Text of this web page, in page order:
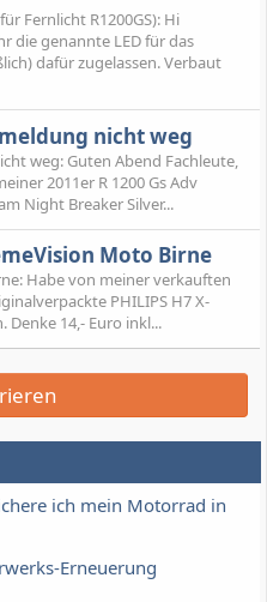
Fernlicht R1200GS): Hi
die genannte LED für das
dafür zugelassen. Verbaut
nicht weg
weg: Guten Abend Fachleute,
2011er R 1200 Gs Adv
Night Breaker Silver...
Moto Birne
Habe von meiner verkauften
PHILIPS H7 X-
14,- Euro inkl...
ich mein Motorrad in
Erneuerung